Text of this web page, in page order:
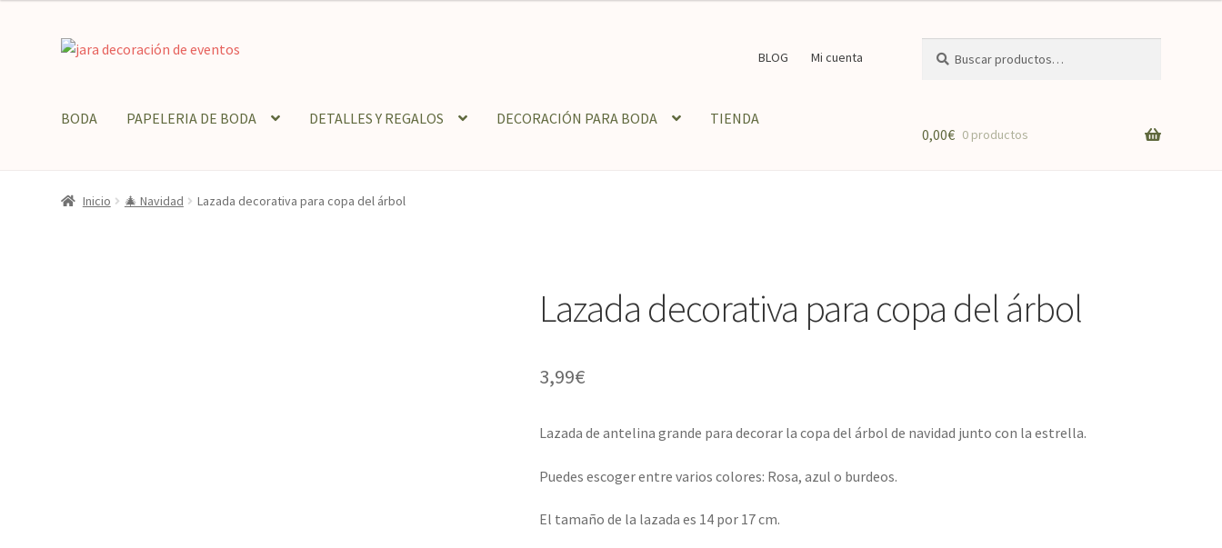
Ir
navegación
Ir
BLOG Mi cuenta
por:
BODA PAPELERIA DE BODA DETALLES Y REGALOS DECORACIÓN PARA BODA
TIENDA
0,00€ 0 productos
Inicio 🎄 Navidad Lazada decorativa para copa del árbol
Lazada decorativa para copa del árbol
3,99€
Lazada de antelina grande para decorar la copa del árbol de navidad junto con la estrella.
Puedes escoger entre varios colores: Rosa, azul o burdeos.
El tamaño de la lazada es 14 por 17 cm.